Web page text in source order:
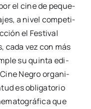
el cine de peque­
a nivel com­pe­ti­
el Fes­ti­val
cada vez con más
su quin­ta edi­
Negro orga­ni­
es obli­ga­to­rio
que